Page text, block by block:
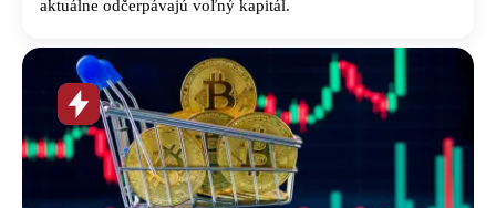
aktuálne odčerpávajú voľný kapitál.
Horúca
novinka